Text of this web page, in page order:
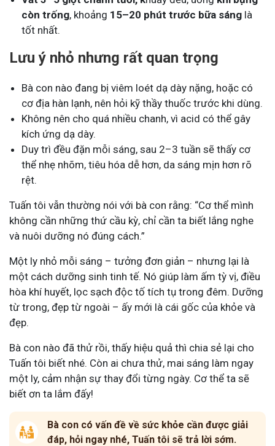
còn trống, khoảng 15–20 phút trước bữa sáng là
tốt nhất.
Lưu ý nhỏ nhưng rất quan trọng
Bà con nào đang bị viêm loét dạ dày nặng, hoặc có
cơ địa hàn lạnh, nên hỏi kỹ thầy thuốc trước khi dùng.
Không nên cho quá nhiều chanh, vì acid có thể gây
kích ứng dạ dày.
Duy trì đều đặn mỗi sáng, sau 2–3 tuần sẽ thấy cơ
thể nhẹ nhõm, tiêu hóa dễ hơn, da sáng mịn hơn rõ
rệt.
Tuấn tôi vẫn thường nói với bà con rằng: “Cơ thể mình
không cần những thứ cầu kỳ, chỉ cần ta biết lắng nghe
và nuôi dưỡng nó đúng cách.”
Một ly nhỏ mỗi sáng – tưởng đơn giản – nhưng lại là
một cách dưỡng sinh tinh tế. Nó giúp làm ấm tỳ vị, điều
hòa khí huyết, lọc sạch độc tố tích tụ trong đêm. Dưỡng
từ trong, đẹp từ ngoài – ấy mới là cái gốc của khỏe và
đẹp.
Bà con nào đã thử rồi, thấy hiệu quả thì chia sẻ lại cho
Tuấn tôi biết nhé. Còn ai chưa thử, mai sáng làm ngay
một ly, cảm nhận sự thay đổi từng ngày. Cơ thể ta sẽ
biết ơn ta lắm đấy!
Bà con có vấn đề về sức khỏe cần được giải
đáp, hỏi ngay nhé, Tuấn tôi sẽ trả lời sớm.